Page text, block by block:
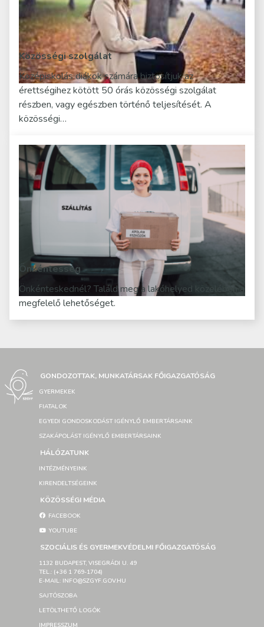
Közösségi szolgálat
Középiskolás diákok számára biztosítjuk az
érettségihez kötött 50 órás közösségi szolgálat
részben, vagy egészben történő teljesítését. A
közösségi…
Önkéntesség
Önkénteskednél? Találd meg a lakóhelyed közelében a
megfelelő lehetőséget.
GONDOZOTTAK, MUNKATÁRSAK FŐIGAZGATÓSÁG
GYERMEKEK
FIATALOK
EGYEDI GONDOSKODÁST IGÉNYLŐ EMBERTÁRSAINK
SZAKÁPOLÁST IGÉNYLŐ EMBERTÁRSAINK
HÁLÓZATUNK
INTÉZMÉNYEINK
KIRENDELTSÉGEINK
KÖZÖSSÉGI MÉDIA
FACEBOOK
YOUTUBE
SZOCIÁLIS ÉS GYERMEKVÉDELMI FŐIGAZGATÓSÁG
1132 BUDAPEST, VISEGRÁDI U. 49
TEL.: (+36 1 769-1704)
E-MAIL: INFO@SZGYF.GOV.HU
SAJTÓSZOBA
LETÖLTHETŐ LOGÓK
IMPRESSZUM